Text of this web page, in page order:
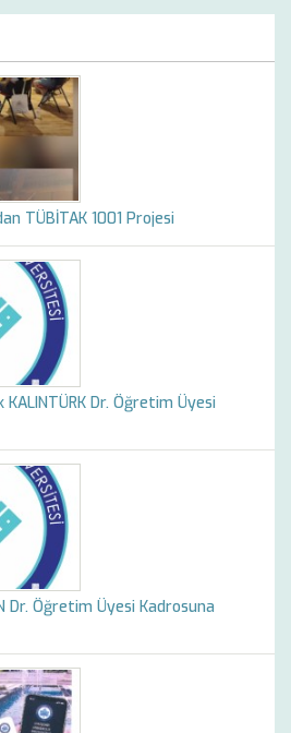
TÜBİTAK 1001 Projesi
KALINTÜRK Dr. Öğretim Üyesi
Dr. Öğretim Üyesi Kadrosuna